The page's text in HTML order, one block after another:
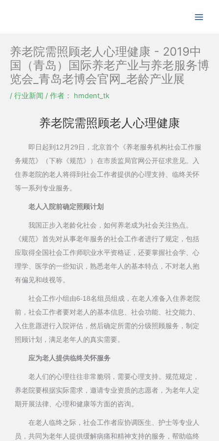
内
养老院需照顾老人心理健康 - 2019中
国（青岛）国际养老产业与养老服务博
览会_青岛老博会官网_老龄产业展
/ 行业新闻 / 作者： hmdent_tk
养老院需照顾老人心理健康
即日起到12月29日，北京首个《养老服务机构社会工作服
务规范》（下称《规范》）在市质监局官网公开征求意见。入
住养老院的老人将得到社会工作者提供的心理支持、临终关怀
等一系列专业服务。
老人入院前确定照顾计划
我国正步入老龄化社会，如何养老成为社会关注热点。
《规范》首先对从事老年服务的社会工作者进行了规定，包括
应取得全国社会工作师职业水平资格证，还要掌握社会学、心
理学、医学的一些知识，熟悉老年人的基本特点，不对老人抱
有偏见和歧视等。
社会工作小组由6-18名组员组成，在老人准备入住养老院
前，社会工作者要对老人的基本信息、社会功能、社交能力、
入住意愿进行入院评估，然后确定所需的分级照顾服务，制定
照顾计划，满足老年人的真实需要。
应为老人提供临终关怀服务
老人们的心理往往非常脆弱，需要心理支持。规范规定，
养老院要根据实际需求，邀请专业资质的志愿者，为老年人定
期开展法律、心理和健康等方面的咨询。
在老人临终之际，社会工作者应协调医生、护士等专业人
员，共同为老年人提供缓解病痛和精神支持的服务，帮助临终